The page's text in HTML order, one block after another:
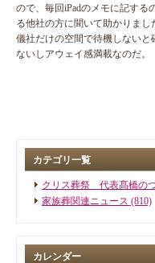
ので、毎回iPadのメモに記する
る他社の方に聞いて助かりま
儀社だけの空間で待機しない
ないしアウェイ感満載なのだ。
カテゴリ一覧
クリス葬祭 代表髙橋の
家族葬関連ニュース (810)
カレンダー